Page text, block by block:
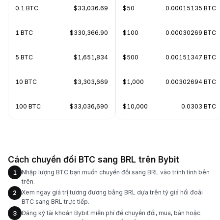
0.1 BTC $33,036.69
1 BTC $330,366.90
5 BTC $1,651,834
10 BTC $3,303,669
100 BTC $33,036,690
$50 0.00015135 BTC
$100 0.00030269 BTC
$500 0.00151347 BTC
$1,000 0.00302694 BTC
$10,000 0.0303 BTC
Cách chuyển đổi BTC sang BRL trên Bybit
1
Nhập lượng BTC bạn muốn chuyển đổi sang BRL vào trình tính bên
trên.
2
Xem ngay giá trị tương đương bằng BRL dựa trên tỷ giá hối đoái
BTC sang BRL trực tiếp.
3
Đăng ký tài khoản Bybit miễn phí để chuyển đổi, mua, bán hoặc